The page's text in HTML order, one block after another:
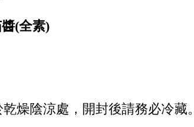
(全素)
燥陰涼處，開封後請務必冷藏。